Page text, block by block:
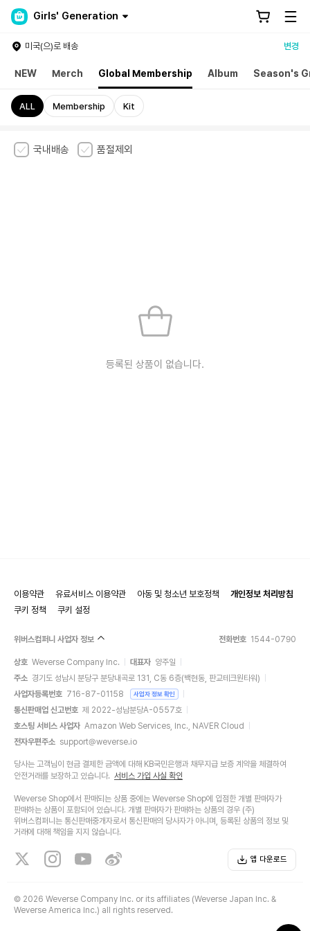
Girls' Generation
미국(으)로 배송 변경
NEW Merch Global Membership Album Season's
ALL Membership Kit
국내배송 품절제외
등록된 상품이 없습니다.
이용약관 유료서비스 이용약관 아동 및 청소년 보호정책
개인정보 처리방침
쿠키 정책
쿠키 설정
위버스컴퍼니 사업자 정보 전화번호 1544-0790
상호 Weverse Company Inc. 대표자 양주일
주소 경기도 성남시 분당구 분당내곡로 131, C동 6층(백현동, 판교테크원타워)
사업자등록번호 716-87-01158 사업자 정보 확인
통신판매업 신고번호 제 2022-성남분당A-0557호
호스팅 서비스 사업자 Amazon Web Services, Inc., NAVER Cloud
전자우편주소 support@weverse.io
당사는 고객님이 현금 결제한 금액에 대해 KB국민은행과 채무지급 보증 계약을 체결하여
안전거래를 보장하고 있습니다. 서비스 가입 사실 확인
Weverse Shop에서 판매되는 상품 중에는 Weverse Shop에 입점한 개별 판매자가
판매하는 상품이 포함되어 있습니다. 개별 판매자가 판매하는 상품의 경우 (주)
위버스컴퍼니는 통신판매중개자로서 통신판매의 당사자가 아니며, 등록된 상품의 정보 및
거래에 대해 책임을 지지 않습니다.
앱 다운로드
© 2026 Weverse Company Inc. or its affiliates (Weverse Japan Inc. &
Weverse America Inc.) all rights reserved.